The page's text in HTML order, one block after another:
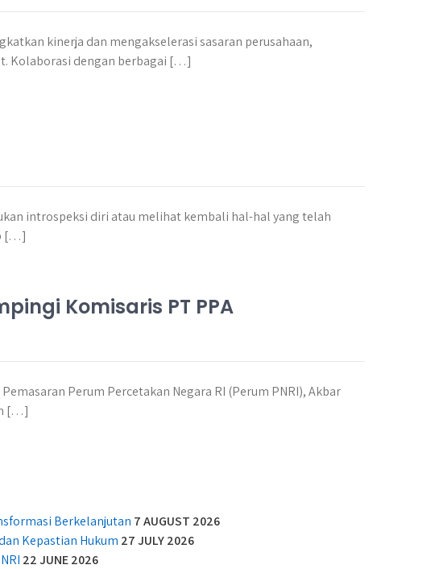
kinerja dan mengakselerasi sasaran perusahaan,
Kolaborasi dengan berbagai […]
introspeksi diri atau melihat kembali hal-hal yang telah
[…]
Komisaris PT PPA
Perum Percetakan Negara RI (Perum PNRI), Akbar
[…]
Berkelanjutan 7 AUGUST 2026
Kepastian Hukum 27 JULY 2026
22 JUNE 2026